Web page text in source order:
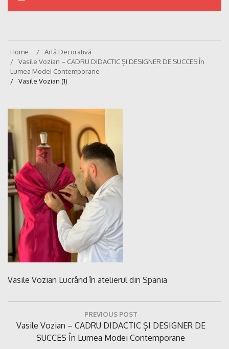
Home
Artă Decorativă
Vasile Vozian – CADRU DIDACTIC ȘI DESIGNER DE SUCCES În
Lumea Modei Contemporane
Vasile Vozian (1)
Vasile Vozian Lucrând în atelierul din Spania
articole
PREVIOUS POST
Previous
Vasile Vozian – CADRU DIDACTIC ȘI DESIGNER DE
SUCCES În Lumea Modei Contemporane